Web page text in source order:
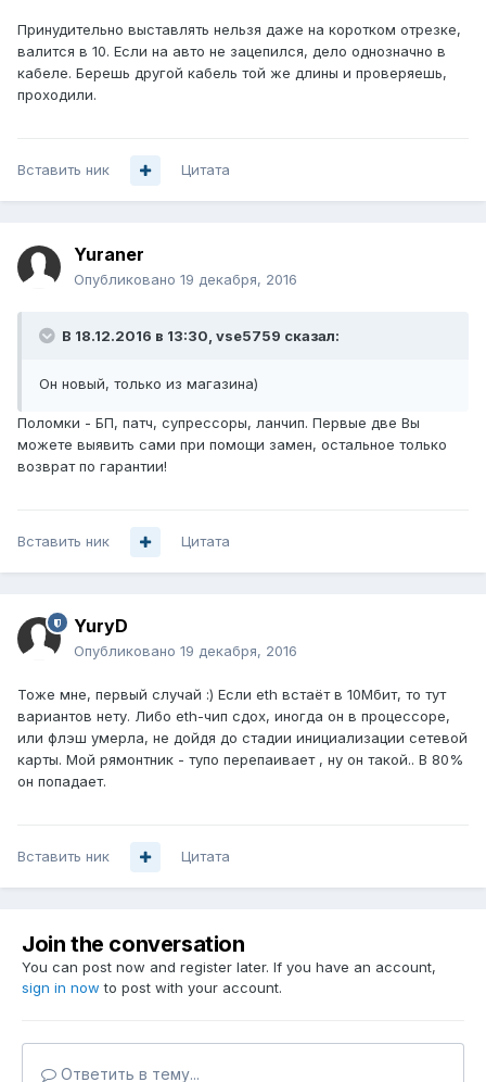
Принудительно выставлять нельзя даже на коротком отрезке,
валится в 10. Если на авто не зацепился, дело однозначно в
кабеле. Берешь другой кабель той же длины и проверяешь,
проходили.
Вставить ник Цитата
Yuraner
Опубликовано 19 декабря, 2016
В 18.12.2016 в 13:30, vse5759 сказал:
Он новый, только из магазина)
Поломки - БП, патч, супрессоры, ланчип. Первые две Вы
можете выявить сами при помощи замен, остальное только
возврат по гарантии!
Вставить ник Цитата
YuryD
Опубликовано 19 декабря, 2016
Тоже мне, первый случай :) Если eth встаёт в 10Мбит, то тут
вариантов нету. Либо eth-чип сдох, иногда он в процессоре,
или флэш умерла, не дойдя до стадии инициализации сетевой
карты. Мой рямонтник - тупо перепаивает , ну он такой.. В 80%
он попадает.
Вставить ник Цитата
Join the conversation
You can post now and register later. If you have an account,
sign in now to post with your account.
Ответить в тему...